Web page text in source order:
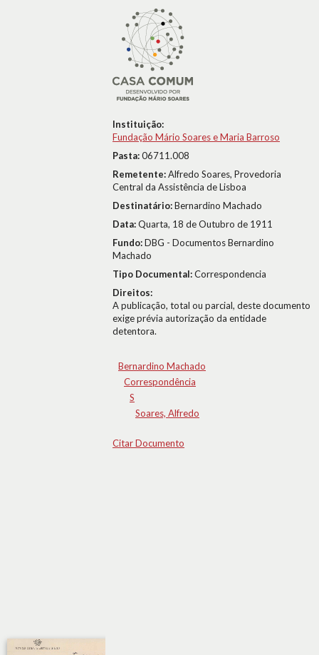
Instituição:
Fundação Mário Soares e Maria Barroso
Pasta:06711.008
Remetente:Alfredo Soares, Provedoria
Central da Assistência de Lisboa
Destinatário:Bernardino Machado
Data:Quarta, 18 de Outubro de 1911
Fundo:DBG - Documentos Bernardino
Machado
Tipo Documental:Correspondencia
Direitos:
A publicação, total ou parcial, deste documento
exige prévia autorização da entidade
detentora.
Bernardino Machado
Correspondência
S
Soares, Alfredo
Citar Documento